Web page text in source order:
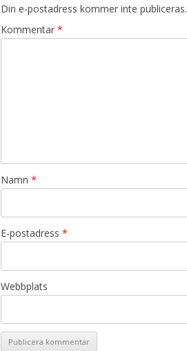
Din e-postadress kommer inte publiceras.
Kommentar *
Namn *
E-postadress *
Webbplats